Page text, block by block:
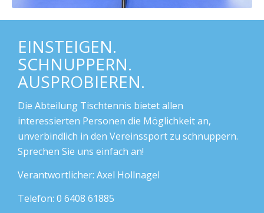
EINSTEIGEN.
SCHNUPPERN.
AUSPROBIEREN.
Die Abteilung Tischtennis bietet allen
interessierten Personen die Möglichkeit an,
unverbindlich in den Vereinssport zu schnuppern.
Sprechen Sie uns einfach an!
Verantwortlicher: Axel Hollnagel
Telefon: 0 6408 61885